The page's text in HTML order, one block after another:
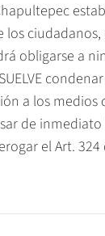
los
obligarse a
a los medios
de
el Art.